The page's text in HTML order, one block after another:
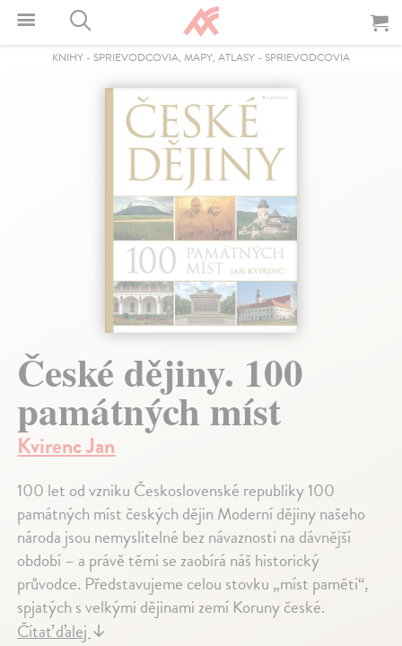
KNIHY - SPRIEVODCOVIA, MAPY, ATLASY - SPRIEVODCOVIA
České dějiny. 100
památných míst
Kvirenc Jan
100 let od vzniku Československé republiky 100
památných míst českých dějin Moderní dějiny našeho
národa jsou nemyslitelné bez návaznosti na dávnější
období – a právě těmi se zaobírá náš historický
průvodce. Představujeme celou stovku „míst paměti“,
spjatých s velkými dějinami zemí Koruny české.
Čítať ďalej↓